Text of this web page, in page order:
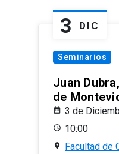
3 DIC
Seminarios
Juan
de
3 de
10:00
Facultad de